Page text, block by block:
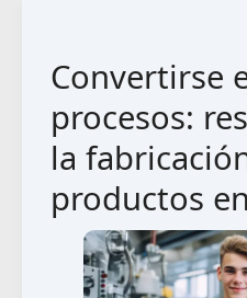
de
en
Alemania
Convertirse
procesos:
la
productos